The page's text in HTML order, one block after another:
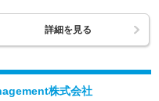
詳細を見る
株式会社